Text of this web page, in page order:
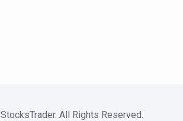
StocksTrader. All Rights Reserved.